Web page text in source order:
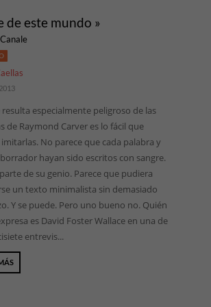
de este mundo »
resulta especialmente peligroso de las
de Raymond Carver es lo fácil que
No parece que cada palabra y
hayan sido escritos con sangre.
de su genio. Parece que pudiera
un texto minimalista sin demasiado
Y se puede. Pero uno bueno no. Quién
es David Foster Wallace en una de
entrevis...